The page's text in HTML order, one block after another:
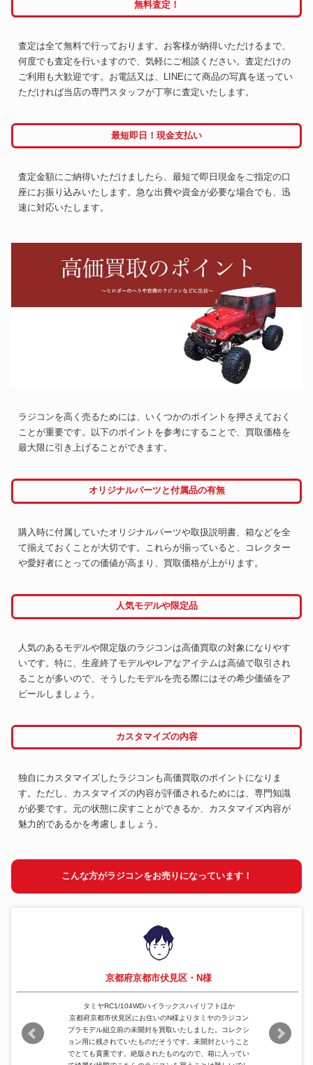
無料査定！
査定は全て無料で行っております。お客様が納得いただけるまで、
何度でも査定を行いますので、気軽にご相談ください。査定だけの
ご利用も大歓迎です。お電話又は、LINEにて商品の写真を送ってい
ただければ当店の専門スタッフが丁寧に査定いたします。
最短即日！現金支払い
査定金額にご納得いただけましたら、最短で即日現金をご指定の口
座にお振り込みいたします。急な出費や資金が必要な場合でも、迅
速に対応いたします。
ラジコンを高く売るためには、いくつかのポイントを押さえておく
ことが重要です。以下のポイントを参考にすることで、買取価格を
最大限に引き上げることができます。
オリジナルパーツと付属品の有無
購入時に付属していたオリジナルパーツや取扱説明書、箱などを全
て揃えておくことが大切です。これらが揃っていると、コレクター
や愛好者にとっての価値が高まり、買取価格が上がります。
人気モデルや限定品
人気のあるモデルや限定版のラジコンは高価買取の対象になりやす
いです。特に、生産終了モデルやレアなアイテムは高値で取引され
ることが多いので、そうしたモデルを売る際にはその希少価値をア
ピールしましょう。
カスタマイズの内容
独自にカスタマイズしたラジコンも高価買取のポイントになりま
す。ただし、カスタマイズの内容が評価されるためには、専門知識
が必要です。元の状態に戻すことができるか、カスタマイズ内容が
魅力的であるかを考慮しましょう。
こんな方がラジコンをお売りになっています！
京都府京都市伏見区・N様
タミヤRC1/104WDハイラックスハイリフトほか
京都府京都市伏見区にお住いのN様よりタミヤのラジコン
プラモデル組立前の未開封を買取いたしました。コレクシ
ョン用に残されていたものだそうです。未開封ということ
でとても貴重です。絶版されたものなので、箱に入ってい